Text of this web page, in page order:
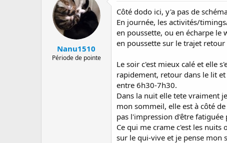
i
o
n
s
:
Nanu1510
Période de pointe
Côté dodo ici, y'a pas de
En journée, les activités/
en poussette, ou en écharpe le
en poussette sur le trajet
Le soir c'est mieux calé et elle
rapidement, retour dans le lit
entre 6h30-7h30.
Dans la nuit elle tete vraiment
mon sommeil, elle est à côté
pas l'impression d'être fatiguée
Ce qui me crame c'est les
sur le qui-vive et je pense mon